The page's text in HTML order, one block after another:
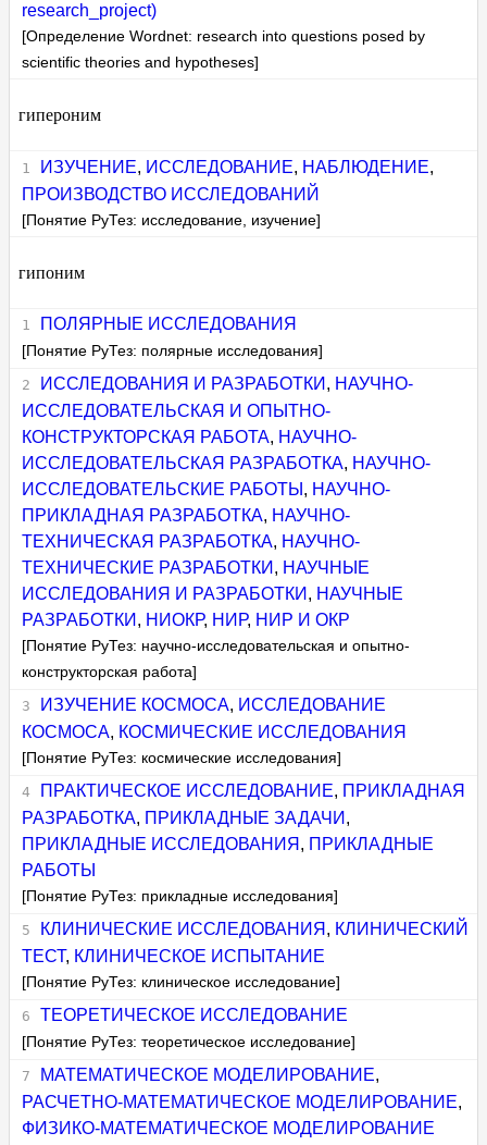
research_project)
[Определение Wordnet: research into questions posed by
scientific theories and hypotheses]
гипероним
ИЗУЧЕНИЕ, ИССЛЕДОВАНИЕ, НАБЛЮДЕНИЕ,
ПРОИЗВОДСТВО ИССЛЕДОВАНИЙ
[Понятие РуТез: исследование, изучение]
гипоним
ПОЛЯРНЫЕ ИССЛЕДОВАНИЯ
[Понятие РуТез: полярные исследования]
ИССЛЕДОВАНИЯ И РАЗРАБОТКИ , НАУЧНО-
ИССЛЕДОВАТЕЛЬСКАЯ И ОПЫТНО-
КОНСТРУКТОРСКАЯ РАБОТА, НАУЧНО-
ИССЛЕДОВАТЕЛЬСКАЯ РАЗРАБОТКА, НАУЧНО-
ИССЛЕДОВАТЕЛЬСКИЕ РАБОТЫ , НАУЧНО-
ПРИКЛАДНАЯ РАЗРАБОТКА, НАУЧНО-
ТЕХНИЧЕСКАЯ РАЗРАБОТКА, НАУЧНО-
ТЕХНИЧЕСКИЕ РАЗРАБОТКИ , НАУЧНЫЕ
ИССЛЕДОВАНИЯ И РАЗРАБОТКИ , НАУЧНЫЕ
РАЗРАБОТКИ , НИОКР, НИР, НИР И ОКР
[Понятие РуТез: научно-исследовательская и опытно-
конструкторская работа]
ИЗУЧЕНИЕ КОСМОСА, ИССЛЕДОВАНИЕ
КОСМОСА, КОСМИЧЕСКИЕ ИССЛЕДОВАНИЯ
[Понятие РуТез: космические исследования]
ПРАКТИЧЕСКОЕ ИССЛЕДОВАНИЕ, ПРИКЛАДНАЯ
РАЗРАБОТКА, ПРИКЛАДНЫЕ ЗАДАЧИ ,
ПРИКЛАДНЫЕ ИССЛЕДОВАНИЯ , ПРИКЛАДНЫЕ
РАБОТЫ
[Понятие РуТез: прикладные исследования]
КЛИНИЧЕСКИЕ ИССЛЕДОВАНИЯ , КЛИНИЧЕСКИЙ
ТЕСТ, КЛИНИЧЕСКОЕ ИСПЫТАНИЕ
[Понятие РуТез: клиническое исследование]
ТЕОРЕТИЧЕСКОЕ ИССЛЕДОВАНИЕ
[Понятие РуТез: теоретическое исследование]
МАТЕМАТИЧЕСКОЕ МОДЕЛИРОВАНИЕ,
РАСЧЕТНО-МАТЕМАТИЧЕСКОЕ МОДЕЛИРОВАНИЕ,
ФИЗИКО-МАТЕМАТИЧЕСКОЕ МОДЕЛИРОВАНИЕ